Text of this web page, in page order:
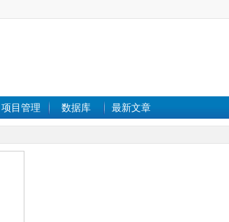
项目管理 数据库 最新文章